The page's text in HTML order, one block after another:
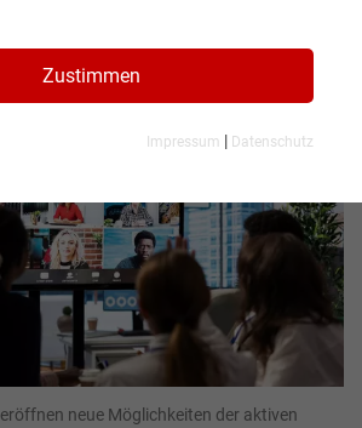
neu an
gewinnt
neue Möglichkeiten der aktiven
Zustimmen
Impressum | Datenschutz